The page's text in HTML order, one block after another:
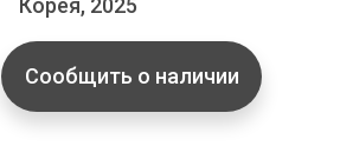
Корея, 2025
Сообщить о наличии